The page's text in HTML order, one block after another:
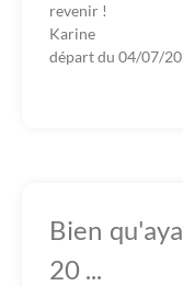
revenir !
Karine
départ du 04/07/
Bien
20 ...